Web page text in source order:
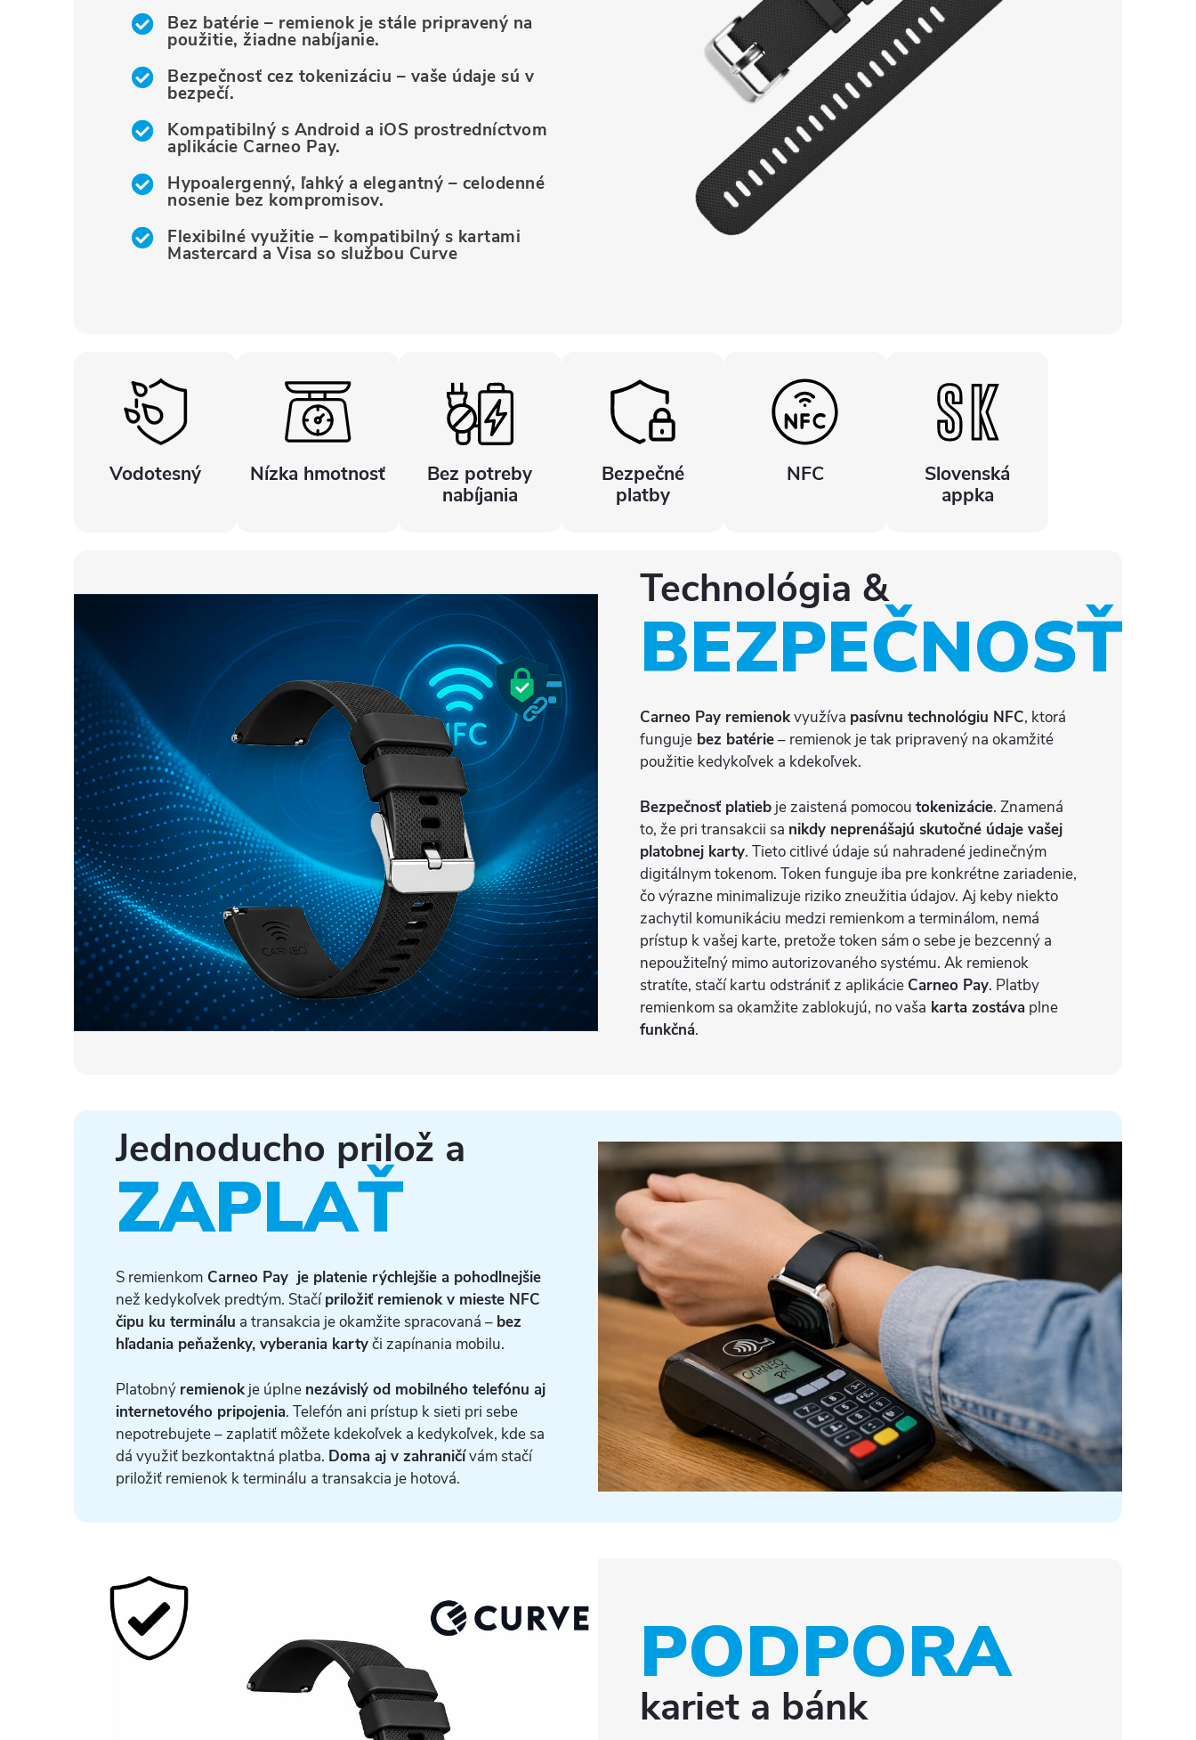
Bez batérie – remienok je stále pripravený na
použitie, žiadne nabíjanie.
Bezpečnosť cez tokenizáciu – vaše údaje sú v
bezpečí.
Kompatibilný s Android a iOS prostredníctvom
aplikácie Carneo Pay.
Hypoalergenný, ľahký a elegantný – celodenné
nosenie bez kompromisov.
Flexibilné využitie – kompatibilný s kartami
Mastercard a Visa so službou Curve
Vodotesný Nízka hmotnosť
Bez potreby
nabíjania
Bezpečné
platby
NFC
Slovenská
appka
Technológia &
BEZPEČNOSŤ
Carneo Pay remienokvyužíva pasívnu technológiu NFC, ktorá
funguje bez batérie– remienok je tak pripravený na okamžité
použitie kedykoľvek a kdekoľvek.
Bezpečnosť platieb je zaistená pomocoutokenizácie. Znamená
to, že pri transakcii sa nikdy neprenášajú skutočné údaje vašej
platobnej karty. Tieto citlivé údaje sú nahradené jedinečným
digitálnym tokenom. Token funguje iba pre konkrétne zariadenie,
čo výrazne minimalizuje riziko zneužitia údajov. Aj keby niekto
zachytil komunikáciu medzi remienkom a terminálom, nemá
prístup k vašej karte, pretože token sám o sebe je bezcenný a
nepoužiteľný mimo autorizovaného systému. Ak remienok
stratíte, stačí kartu odstrániť z aplikácie Carneo Pay. Platby
remienkom sa okamžite zablokujú, no vaša karta zostáva plne
funkčná.
Jednoducho prilož a
ZAPLAŤ
S remienkom Carneo Pay je platenie rýchlejšie a pohodlnejšie
než kedykoľvek predtým. Stačípriložiť remienok v mieste NFC
čipu ku terminálu a transakcia je okamžite spracovaná – bez
hľadania peňaženky, vyberania kartyči zapínania mobilu.
Platobný remienokje úplne nezávislý od mobilného telefónu aj
internetového pripojenia. Telefón ani prístup k sieti pri sebe
nepotrebujete – zaplatiť môžete kdekoľvek a kedykoľvek, kde sa
dá využiť bezkontaktná platba. Doma aj v zahraničívám stačí
priložiť remienok k terminálu a transakcia je hotová.
PODPORA
kariet a bánk